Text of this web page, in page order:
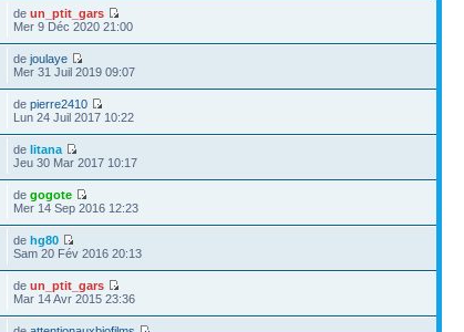
deun_ptit_gars
Mer 9 Déc 2020 21:00
dejoulaye
Mer 31 Juil 2019 09:07
depierre2410
Lun 24 Juil 2017 10:22
delitana
Jeu 30 Mar 2017 10:17
degogote
Mer 14 Sep 2016 12:23
dehg80
Sam 20 Fév 2016 20:13
deun_ptit_gars
Mar 14 Avr 2015 23:36